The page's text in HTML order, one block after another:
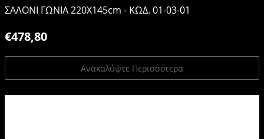
ΣΑΛΟΝΙ ΓΩΝΙΑ 220X145cm - ΚΩΔ. 01-03-01
€478,80
Ανακαλύψτε Περισσότερα